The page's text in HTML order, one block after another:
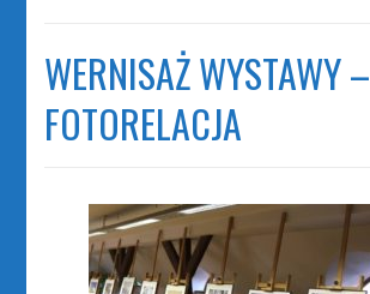
WERNISAŻ WYSTAWY –
FOTORELACJA